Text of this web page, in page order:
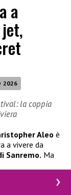
a
2026
la coppia
Aleo è
a vivere da
Sanremo. Ma
Jakstaite,